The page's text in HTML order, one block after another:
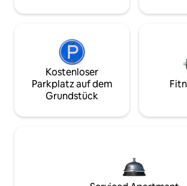
Kostenloser
Parkplatz auf dem
Grundstück